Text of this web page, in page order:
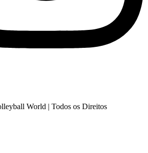
World | Todos os Direitos